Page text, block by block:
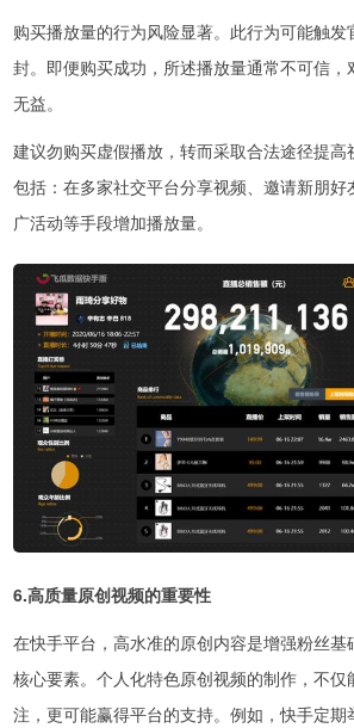
购买播放量的行为风险显著。此行为可能触
封。即便购买成功，所述播放量通常不可信
无益。
建议勿购买虚假播放，转而采取合法途径提
包括：在多家社交平台分享视频、邀请新朋好
广活动等手段增加播放量。
6.高质量原创视频的重要性
在快手平台，高水准的原创内容是增强粉丝基
核心要素。个人化特色原创视频的制作，不仅
注，更可能赢得平台的支持。例如，快手定期